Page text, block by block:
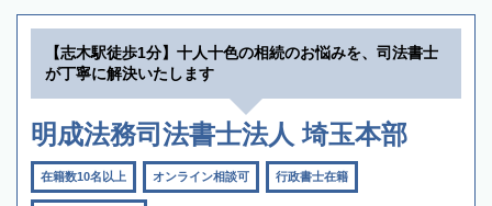
【志木駅徒歩1分】十人十色の相続のお悩みを、司法書士
が丁寧に解決いたします
明成法務司法書士法人 埼玉本部
在籍数10名以上 オンライン相談可 行政書士在籍